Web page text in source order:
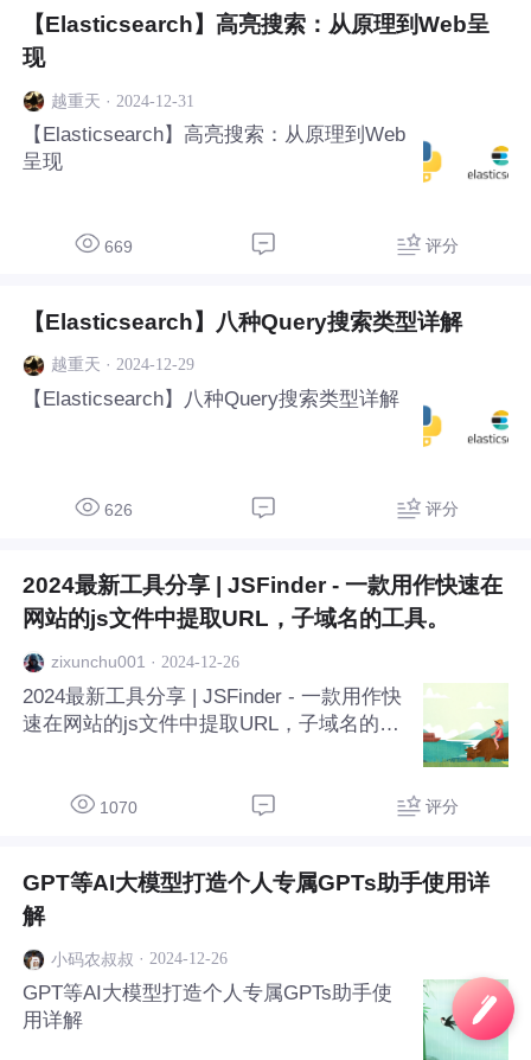
【Elasticsearch】高亮搜索：从原理到Web呈
现
越重天 · 2024-12-31
【Elasticsearch】高亮搜索：从原理到Web
呈现
669 评分
【Elasticsearch】八种Query搜索类型详解
越重天 · 2024-12-29
【Elasticsearch】八种Query搜索类型详解
626 评分
2024最新工具分享 | JSFinder - 一款用作快速在
网站的js文件中提取URL，子域名的工具。
zixunchu001 · 2024-12-26
2024最新工具分享 | JSFinder - 一款用作快
速在网站的js文件中提取URL，子域名的工
1070 评分
GPT等AI大模型打造个人专属GPTs助手使用详
解
小码农叔叔 · 2024-12-26
GPT等AI大模型打造个人专属GPTs助手使
用详解